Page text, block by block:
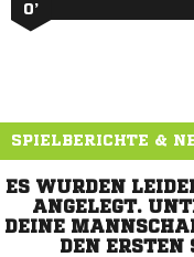
0’
SPIELBERICHTE &
ES WURDEN
ANGELEGT.
DEINE
DEN ERSTEN